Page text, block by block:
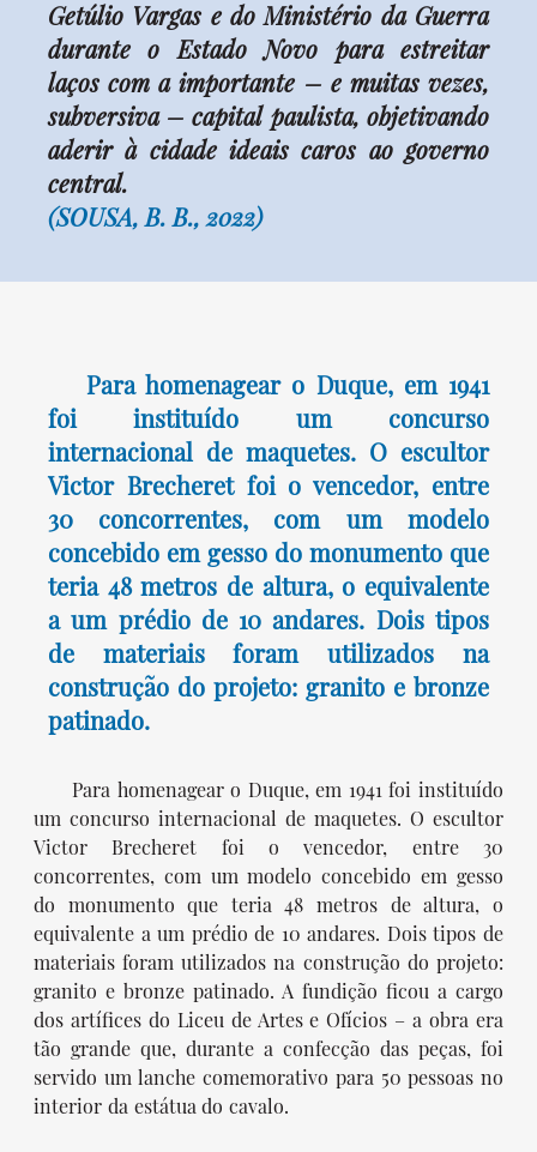
Getúlio Vargas e do Ministério da Guerra
durante o Estado Novo para estreitar
laços com a importante – e muitas vezes,
subversiva – capital paulista, objetivando
aderir à cidade ideais caros ao governo
central.
(SOUSA, B. B., 2022)
Para homenagear o Duque, em 1941
foi instituído um concurso
internacional de maquetes. O escultor
Victor Brecheret foi o vencedor, entre
30 concorrentes, com um modelo
concebido em gesso do monumento que
teria 48 metros de altura, o equivalente
a um prédio de 10 andares. Dois tipos
de materiais foram utilizados na
construção do projeto: granito e bronze
patinado.
Para homenagear o Duque, em 1941 foi instituído
um concurso internacional de maquetes. O escultor
Victor Brecheret foi o vencedor, entre 30
concorrentes, com um modelo concebido em gesso
do monumento que teria 48 metros de altura, o
equivalente a um prédio de 10 andares. Dois tipos de
materiais foram utilizados na construção do projeto:
granito e bronze patinado. A fundição ficou a cargo
dos artífices do Liceu de Artes e Ofícios – a obra era
tão grande que, durante a confecção das peças, foi
servido um lanche comemorativo para 50 pessoas no
interior da estátua do cavalo.